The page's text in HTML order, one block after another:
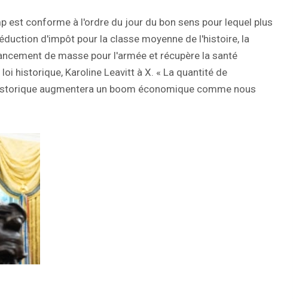
est conforme à l'ordre du jour du bon sens pour lequel plus
d'impôt pour la classe moyenne de l'histoire, la
de masse pour l'armée et récupère la santé
historique, Karoline Leavitt à X. « La quantité de
augmentera un boom économique comme nous